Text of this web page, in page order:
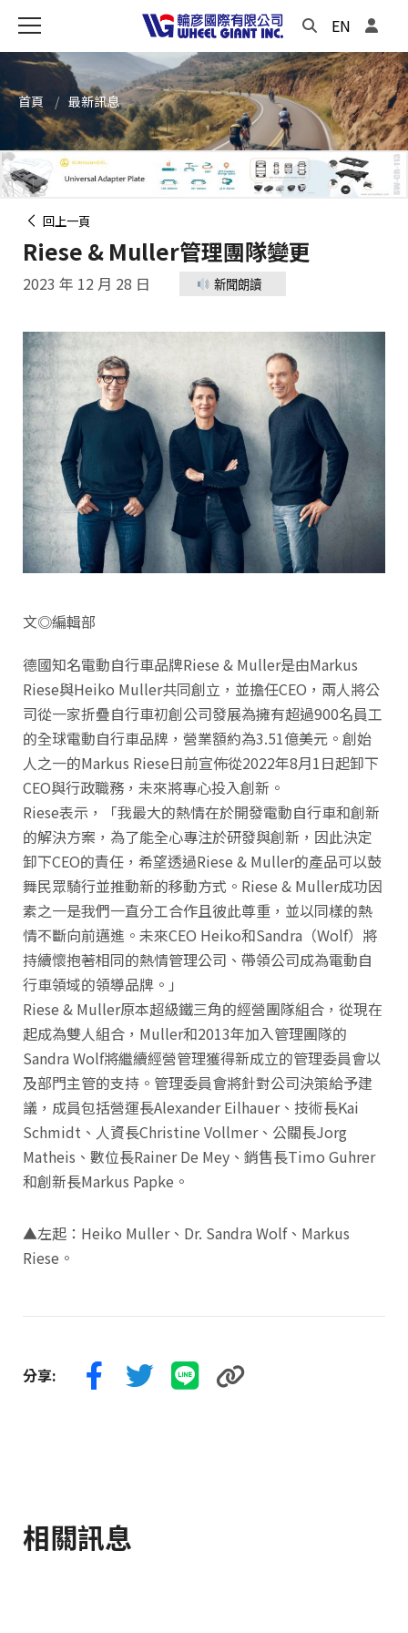
EN
首頁 最新訊息
回上一頁
Riese & Muller管理團隊變更
2023 年 12 月 28 日 新聞朗讀
文◎編輯部
德國知名電動自行車品牌Riese & Muller是由Markus
Riese與Heiko Muller共同創立，並擔任CEO，兩人將公
司從一家折疊自行車初創公司發展為擁有超過900名員工
的全球電動自行車品牌，營業額約為3.51億美元。創始
人之一的Markus Riese日前宣佈從2022年8月1日起卸下
CEO與行政職務，未來將專心投入創新。
Riese表示，「我最大的熱情在於開發電動自行車和創新
的解決方案，為了能全心專注於研發與創新，因此決定
卸下CEO的責任，希望透過Riese & Muller的產品可以鼓
舞民眾騎行並推動新的移動方式。Riese & Muller成功因
素之一是我們一直分工合作且彼此尊重，並以同樣的熱
情不斷向前邁進。未來CEO Heiko和Sandra（Wolf）將
持續懷抱著相同的熱情管理公司、帶領公司成為電動自
行車領域的領導品牌。」
Riese & Muller原本超級鐵三角的經營團隊組合，從現在
起成為雙人組合，Muller和2013年加入管理團隊的
Sandra Wolf將繼續經營管理獲得新成立的管理委員會以
及部門主管的支持。管理委員會將針對公司決策給予建
議，成員包括營運長Alexander Eilhauer、技術長Kai
Schmidt、人資長Christine Vollmer、公關長Jorg
Matheis、數位長Rainer De Mey、銷售長Timo Guhrer
和創新長Markus Papke。
▲左起：Heiko Muller、Dr. Sandra Wolf、Markus
Riese。
分享:
相關訊息